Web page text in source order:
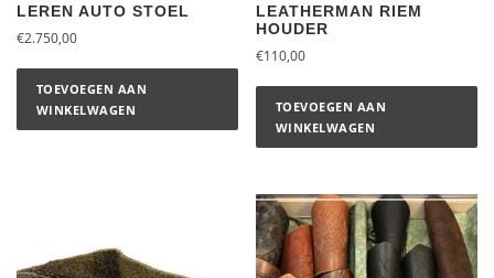
LEREN AUTO STOEL
€2.750,00
TOEVOEGEN AAN
WINKELWAGEN
LEATHERMAN RIEM
HOUDER
€110,00
TOEVOEGEN AAN
WINKELWAGEN